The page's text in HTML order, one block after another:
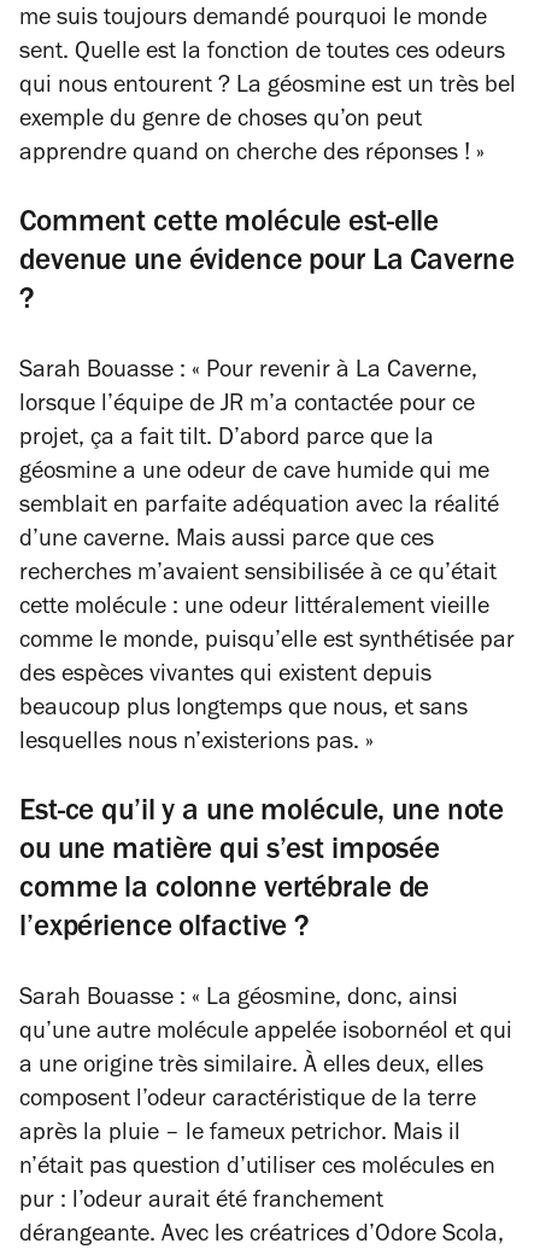
me suis toujours demandé pourquoi le monde
sent. Quelle est la fonction de toutes ces odeurs
qui nous entourent ? La géosmine est un très bel
exemple du genre de choses qu’on peut
apprendre quand on cherche des réponses ! »
Comment cette molécule est-elle
devenue une évidence pour La Caverne
?
Sarah Bouasse : « Pour revenir à La Caverne,
lorsque l’équipe de JR m’a contactée pour ce
projet, ça a fait tilt. D’abord parce que la
géosmine a une odeur de cave humide qui me
semblait en parfaite adéquation avec la réalité
d’une caverne. Mais aussi parce que ces
recherches m’avaient sensibilisée à ce qu’était
cette molécule : une odeur littéralement vieille
comme le monde, puisqu’elle est synthétisée par
des espèces vivantes qui existent depuis
beaucoup plus longtemps que nous, et sans
lesquelles nous n’existerions pas. »
Est-ce qu’il y a une molécule, une note
ou une matière qui s’est imposée
comme la colonne vertébrale de
l’expérience olfactive ?
Sarah Bouasse : « La géosmine, donc, ainsi
qu’une autre molécule appelée isobornéol et qui
a une origine très similaire. À elles deux, elles
composent l’odeur caractéristique de la terre
après la pluie – le fameux petrichor. Mais il
n’était pas question d’utiliser ces molécules en
pur : l’odeur aurait été franchement
dérangeante. Avec les créatrices d’Odore Scola,